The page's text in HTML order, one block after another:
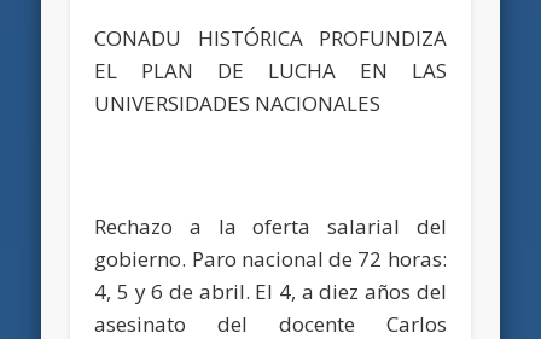
CONADU HISTÓRICA PROFUNDIZA
EL PLAN DE LUCHA EN LAS
UNIVERSIDADES NACIONALES
Rechazo a la oferta salarial del
gobierno. Paro nacional de 72 horas:
4, 5 y 6 de abril. El 4, a diez años del
asesinato del docente Carlos